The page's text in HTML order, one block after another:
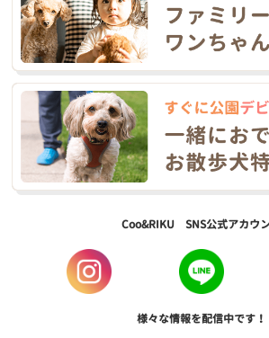
Coo&RIKU SNS公式アカウ
様々な情報を配信中です！